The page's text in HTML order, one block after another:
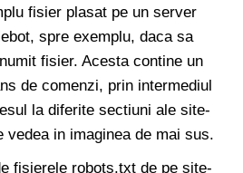
fisier plasat pe un server
spre exemplu, daca sa
fisier. Acesta contine un
de comenzi, prin intermediul
la diferite sectiuni ale site-
vedea in imaginea de mai sus.
fisierele robots.txt de pe site-